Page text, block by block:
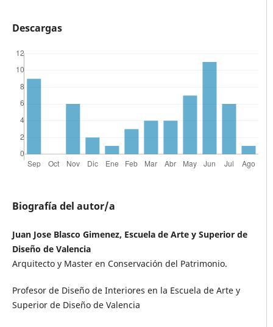
Descargas
Biografía del autor/a
Juan Jose Blasco Gimenez, Escuela de Arte y Superior de
Diseño de Valencia
Arquitecto y Master en Conservación del Patrimonio.
Profesor de Diseño de Interiores en la Escuela de Arte y
Superior de Diseño de Valencia